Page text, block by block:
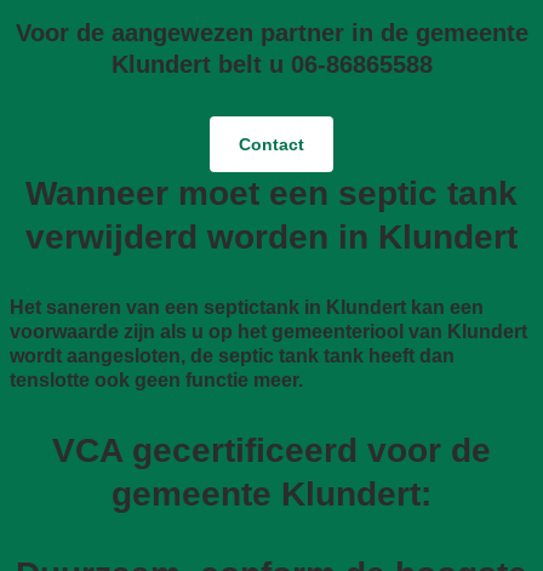
Voor de aangewezen partner in de gemeente
Klundert belt u 06-86865588
Contact
Wanneer moet een septic tank
verwijderd worden in Klundert
Het saneren van een septictank in Klundert kan een
voorwaarde zijn als u op het gemeenteriool van Klundert
wordt aangesloten, de septic tank tank heeft dan
tenslotte ook geen functie meer.
VCA gecertificeerd voor de
gemeente Klundert: